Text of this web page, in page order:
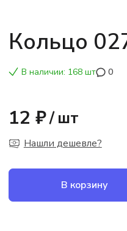
Кольцо
В наличии: 168 шт 0
12 ₽/ шт
Нашли дешевле?
В корзину